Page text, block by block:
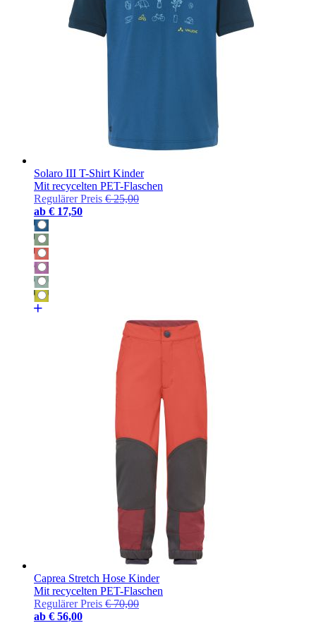
Solaro III T-Shirt Kinder
Mit recycelten PET-Flaschen
Regulärer Preis € 25,00
ab € 17,50
Caprea Stretch Hose Kinder
Mit recycelten PET-Flaschen
Regulärer Preis € 70,00
ab € 56,00